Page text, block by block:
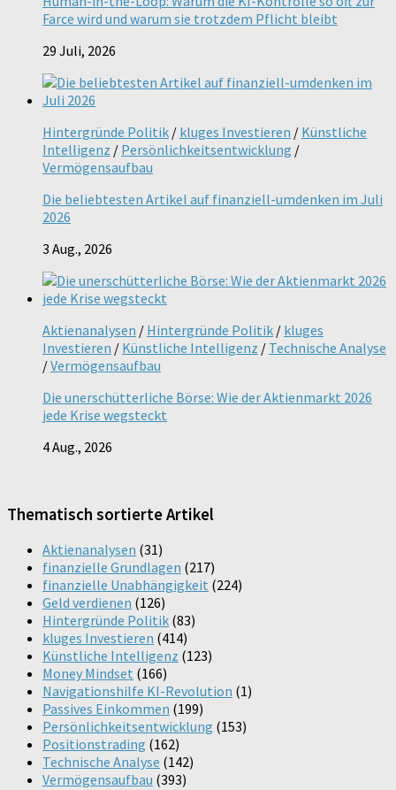
Farce wird und warum sie trotzdem Pflicht bleibt
29 Juli, 2026
Hintergründe Politik / kluges Investieren / Künstliche
Intelligenz / Persönlichkeitsentwicklung /
Vermögensaufbau
Die beliebtesten Artikel auf finanziell-umdenken im Juli
2026
3 Aug., 2026
Aktienanalysen / Hintergründe Politik / kluges
Investieren / Künstliche Intelligenz / Technische Analyse
/Vermögensaufbau
Die unerschütterliche Börse: Wie der Aktienmarkt 2026
jede Krise wegsteckt
4 Aug., 2026
Thematisch sortierte Artikel
Aktienanalysen (31)
finanzielle Grundlagen (217)
finanzielle Unabhängigkeit (224)
Geld verdienen (126)
Hintergründe Politik (83)
kluges Investieren (414)
Künstliche Intelligenz (123)
Money Mindset (166)
Navigationshilfe KI-Revolution (1)
Passives Einkommen (199)
Persönlichkeitsentwicklung (153)
Positionstrading (162)
Technische Analyse (142)
Vermögensaufbau (393)